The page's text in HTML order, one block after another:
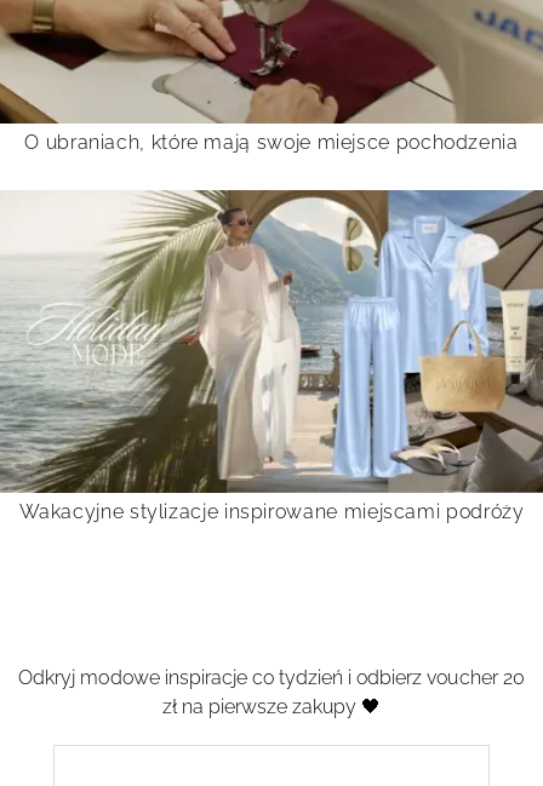
O ubraniach, które mają swoje miejsce pochodzenia
Wakacyjne stylizacje inspirowane miejscami podróży
Odkryj modowe inspiracje co tydzień i odbierz voucher 20
zł na pierwsze zakupy 🖤